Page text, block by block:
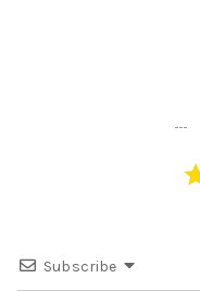
Subscribe